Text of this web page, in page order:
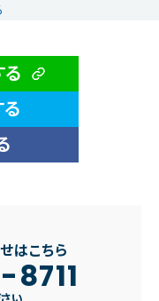
はこちら